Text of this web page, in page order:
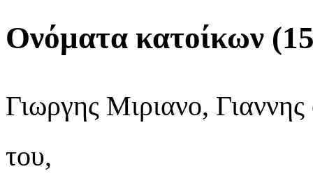
Ονόματα κατοίκων
Γιωργης Μιριανo,
του,